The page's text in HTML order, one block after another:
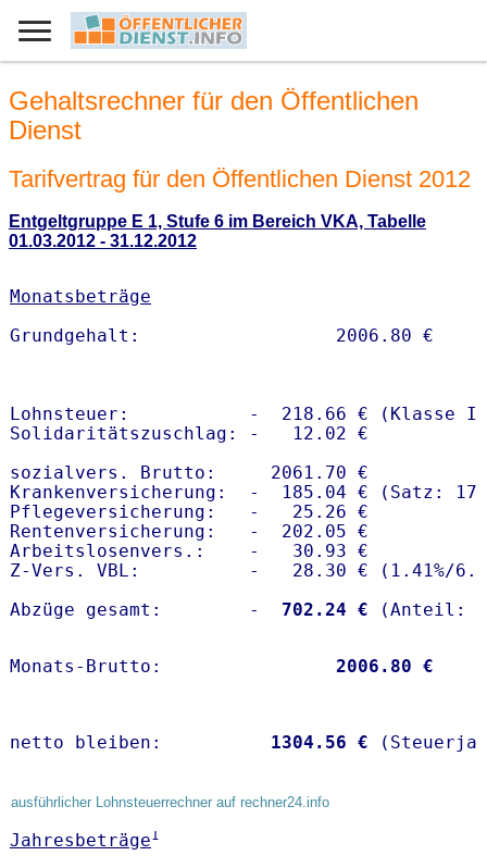
Gehaltsrechner für den Öffentlichen
Dienst
Tarifvertrag für den Öffentlichen Dienst 2012
Entgeltgruppe E 1, Stufe 6 im Bereich VKA, Tabelle
01.03.2012 - 31.12.2012
Monatsbeträge
Lohnsteuer:           -  218.66 € (Klasse I)
Solidaritätszuschlag: -   12.02 €
sozialvers. Brutto:     2061.70 €
Krankenversicherung:  -  185.04 € (Satz:
Pflegeversicherung:   -   25.26 €
Rentenversicherung:   -  202.05 €
Arbeitslosenvers.:    -   30.93 €
Z-Vers. VBL:          -   28.30 € ( 1.41%/
Abzüge gesamt:        -
  702.24 €
Monats-Brutto: 2006.80 €
netto bleiben: 1304.56 €
ausführlicher Lohnsteuerrechner auf rechner24.info
Jahresbeträge1